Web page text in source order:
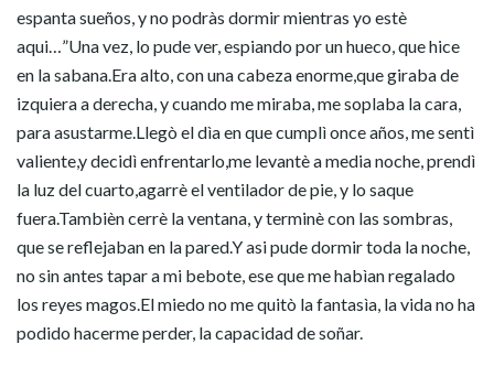
espanta sueños, y no podràs dormir mientras yo estè
aqui…”Una vez, lo pude ver, espiando por un hueco, que hice
en la sabana.Era alto, con una cabeza enorme,que giraba de
izquiera a derecha, y cuando me miraba, me soplaba la cara,
para asustarme.Llegò el dìa en que cumplì once años, me sentì
valiente,y decidì enfrentarlo,me levantè a media noche, prendì
la luz del cuarto,agarrè el ventilador de pie, y lo saque
fuera.Tambièn cerrè la ventana, y terminè con las sombras,
que se reflejaban en la pared.Y asi pude dormir toda la noche,
no sin antes tapar a mi bebote, ese que me habìan regalado
los reyes magos.El miedo no me quitò la fantasìa, la vida no ha
podido hacerme perder, la capacidad de soñar.